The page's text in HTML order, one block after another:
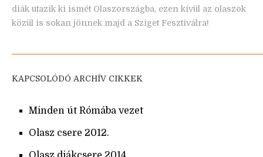
diák utazik ki ismét Olaszországba, ezen kívül az olaszok
közül is sokan jönnek majd a Sziget Fesztiválra!
KAPCSOLÓDÓ ARCHÍV CIKKEK
Minden út Rómába vezet
Olasz csere 2012.